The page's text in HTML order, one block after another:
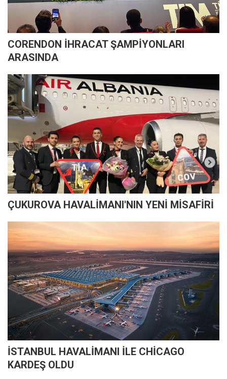
CORENDON İHRACAT ŞAMPİYONLARI
ARASINDA
ÇUKUROVA HAVALİMANI'NIN YENİ MİSAFİRİ
İSTANBUL HAVALİMANI İLE CHİCAGO
KARDEŞ OLDU